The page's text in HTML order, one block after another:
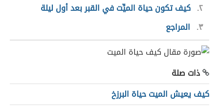
٢ كيف تكون حياة الميِّت في القبر بعد أول ليلة
٣
المراجع
ذات صلة
كيف يعيش الميت حياة البرزخ